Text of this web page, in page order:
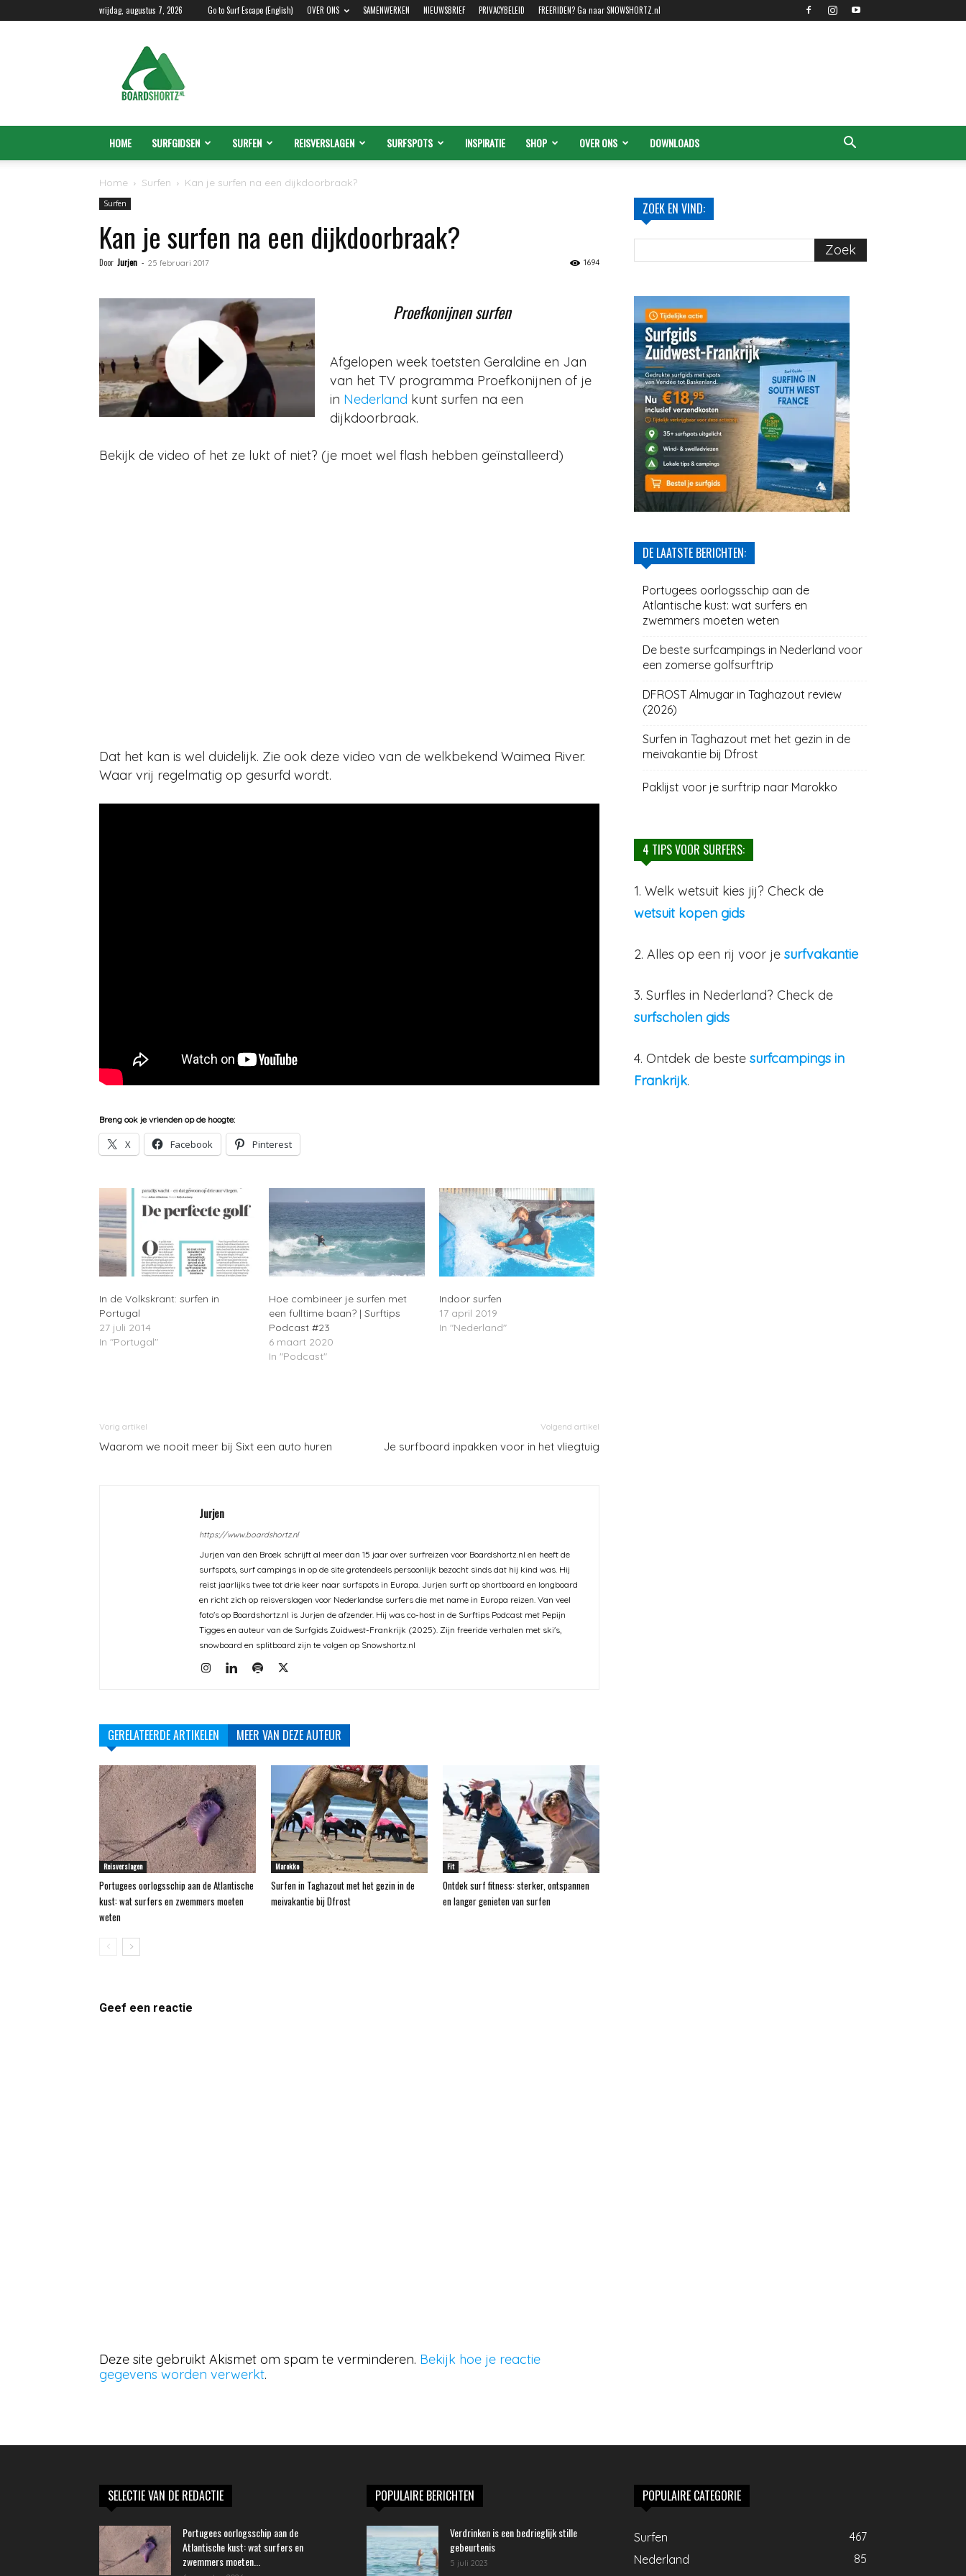
vrijdag, augustus 7, 2026 Go to Surf Escape (English) OVER ONS SAMENWERKEN NIEUWSBRIEF PRIVACYBELEID FREERIDEN? Ga naar SNOWSHORTZ.nl
HOME SURFGIDSEN SURFEN REISVERSLAGEN SURFSPOTS INSPIRATIE SHOP OVER ONS DOWNLOADS
Home Surfen Kan je surfen na een dijkdoorbraak?
Surfen
Kan je surfen na een dijkdoorbraak?
Door Jurjen - 25 februari 2017 1694
Proefkonijnen surfen
Afgelopen week toetsten Geraldine en Jan
van het TV programma Proefkonijnen of je
in Nederland kunt surfen na een
dijkdoorbraak.
Bekijk de video of het ze lukt of niet? (je moet wel flash hebben geïnstalleerd)
Dat het kan is wel duidelijk. Zie ook deze video van de welkbekend Waimea River.
Waar vrij regelmatig op gesurfd wordt.
Breng ook je vrienden op de hoogte:
X Facebook Pinterest
In de Volkskrant: surfen in
Portugal
27 juli 2014
In "Portugal"
Hoe combineer je surfen met
een fulltime baan? | Surftips
Podcast #23
6 maart 2020
In "Podcast"
Indoor surfen
17 april 2019
In "Nederland"
Vorig artikel
Waarom we nooit meer bij Sixt een auto huren
Volgend artikel
Je surfboard inpakken voor in het vliegtuig
Jurjen
https://www.boardshortz.nl
Jurjen van den Broek schrijft al meer dan 15 jaar over surfreizen voor Boardshortz.nl en heeft de
surfspots, surf campings in op de site grotendeels persoonlijk bezocht sinds dat hij kind was. Hij
reist jaarlijks twee tot drie keer naar surfspots in Europa. Jurjen surft op shortboard en longboard
en richt zich op reisverslagen voor Nederlandse surfers die met name in Europa reizen. Van veel
foto's op Boardshortz.nl is Jurjen de afzender. Hij was co-host in de Surftips Podcast met Pepijn
Tigges en auteur van de Surfgids Zuidwest-Frankrijk (2025). Zijn freeride verhalen met ski's,
snowboard en splitboard zijn te volgen op Snowshortz.nl
GERELATEERDE ARTIKELEN MEER VAN DEZE AUTEUR
Reisverslagen
Portugees oorlogsschip aan de Atlantische
kust: wat surfers en zwemmers moeten
weten
Marokko
Surfen in Taghazout met het gezin in de
meivakantie bij Dfrost
Fit
Ontdek surf fitness: sterker, ontspannen
en langer genieten van surfen
Geef een reactie
Deze site gebruikt Akismet om spam te verminderen. Bekijk hoe je reactie
gegevens worden verwerkt.
ZOEK EN VIND:
DE LAATSTE BERICHTEN:
Portugees oorlogsschip aan de
Atlantische kust: wat surfers en
zwemmers moeten weten
De beste surfcampings in Nederland voor
een zomerse golfsurftrip
DFROST Almugar in Taghazout review
(2026)
Surfen in Taghazout met het gezin in de
meivakantie bij Dfrost
Paklijst voor je surftrip naar Marokko
4 TIPS VOOR SURFERS:
1. Welk wetsuit kies jij? Check de
wetsuit kopen gids
2. Alles op een rij voor je surfvakantie
3. Surfles in Nederland? Check de
surfscholen gids
4. Ontdek de beste surfcampings in
Frankrijk.
SELECTIE VAN DE REDACTIE
Portugees oorlogsschip aan de
Atlantische kust: wat surfers en
zwemmers moeten...
POPULAIRE BERICHTEN
Verdrinken is een bedrieglijk stille
gebeurtenis
5 juli 2023
POPULAIRE CATEGORIE
Surfen
467
Nederland
85